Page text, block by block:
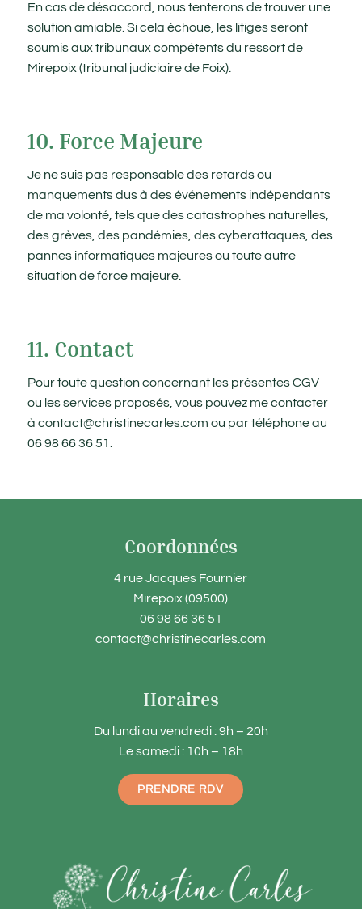
En cas de désaccord, nous tenterons de trouver une
solution amiable. Si cela échoue, les litiges seront
soumis aux tribunaux compétents du ressort de
Mirepoix (tribunal judiciaire de Foix).
10. Force Majeure
Je ne suis pas responsable des retards ou
manquements dus à des événements indépendants
de ma volonté, tels que des catastrophes naturelles,
des grèves, des pandémies, des cyberattaques, des
pannes informatiques majeures ou toute autre
situation de force majeure.
11. Contact
Pour toute question concernant les présentes CGV
ou les services proposés, vous pouvez me contacter
à contact@christinecarles.com ou par téléphone au
06 98 66 36 51.
Coordonnées
4 rue Jacques Fournier
Mirepoix (09500)
06 98 66 36 51
contact@christinecarles.com
Horaires
Du lundi au vendredi : 9h – 20h
Le samedi : 10h – 18h
PRENDRE RDV